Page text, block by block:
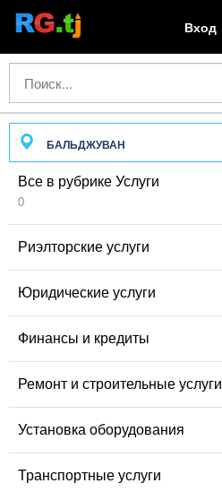
Вход
БАЛЬДЖУВАН
Все в рубрике Услуги
0
Риэлторские услуги
Юридические услуги
Финансы и кредиты
Ремонт и строительные услуги
Установка оборудования
Транспортные услуги